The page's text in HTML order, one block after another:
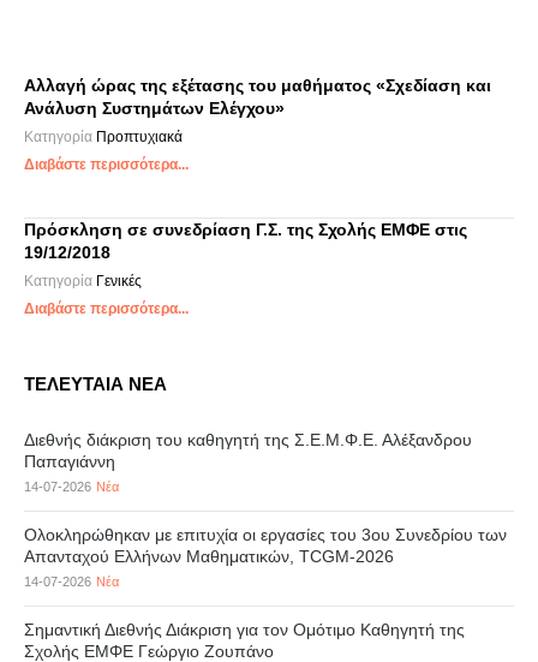
Αλλαγή ώρας της εξέτασης του μαθήματος «Σχεδίαση και
Ανάλυση Συστημάτων Ελέγχου»
Κατηγορία Προπτυχιακά
Διαβάστε περισσότερα...
Πρόσκληση σε συνεδρίαση Γ.Σ. της Σχολής ΕΜΦΕ στις
19/12/2018
Κατηγορία Γενικές
Διαβάστε περισσότερα...
ΤΕΛΕΥΤΑΙΑ ΝΕΑ
Διεθνής διάκριση του καθηγητή της Σ.Ε.Μ.Φ.Ε. Αλέξανδρου
Παπαγιάννη
14-07-2026 Νέα
Ολοκληρώθηκαν με επιτυχία οι εργασίες του 3ου Συνεδρίου των
Απανταχού Ελλήνων Μαθηματικών, TCGM-2026
14-07-2026 Νέα
Σημαντική Διεθνής Διάκριση για τον Ομότιμο Καθηγητή της
Σχολής ΕΜΦΕ Γεώργιο Ζουπάνο